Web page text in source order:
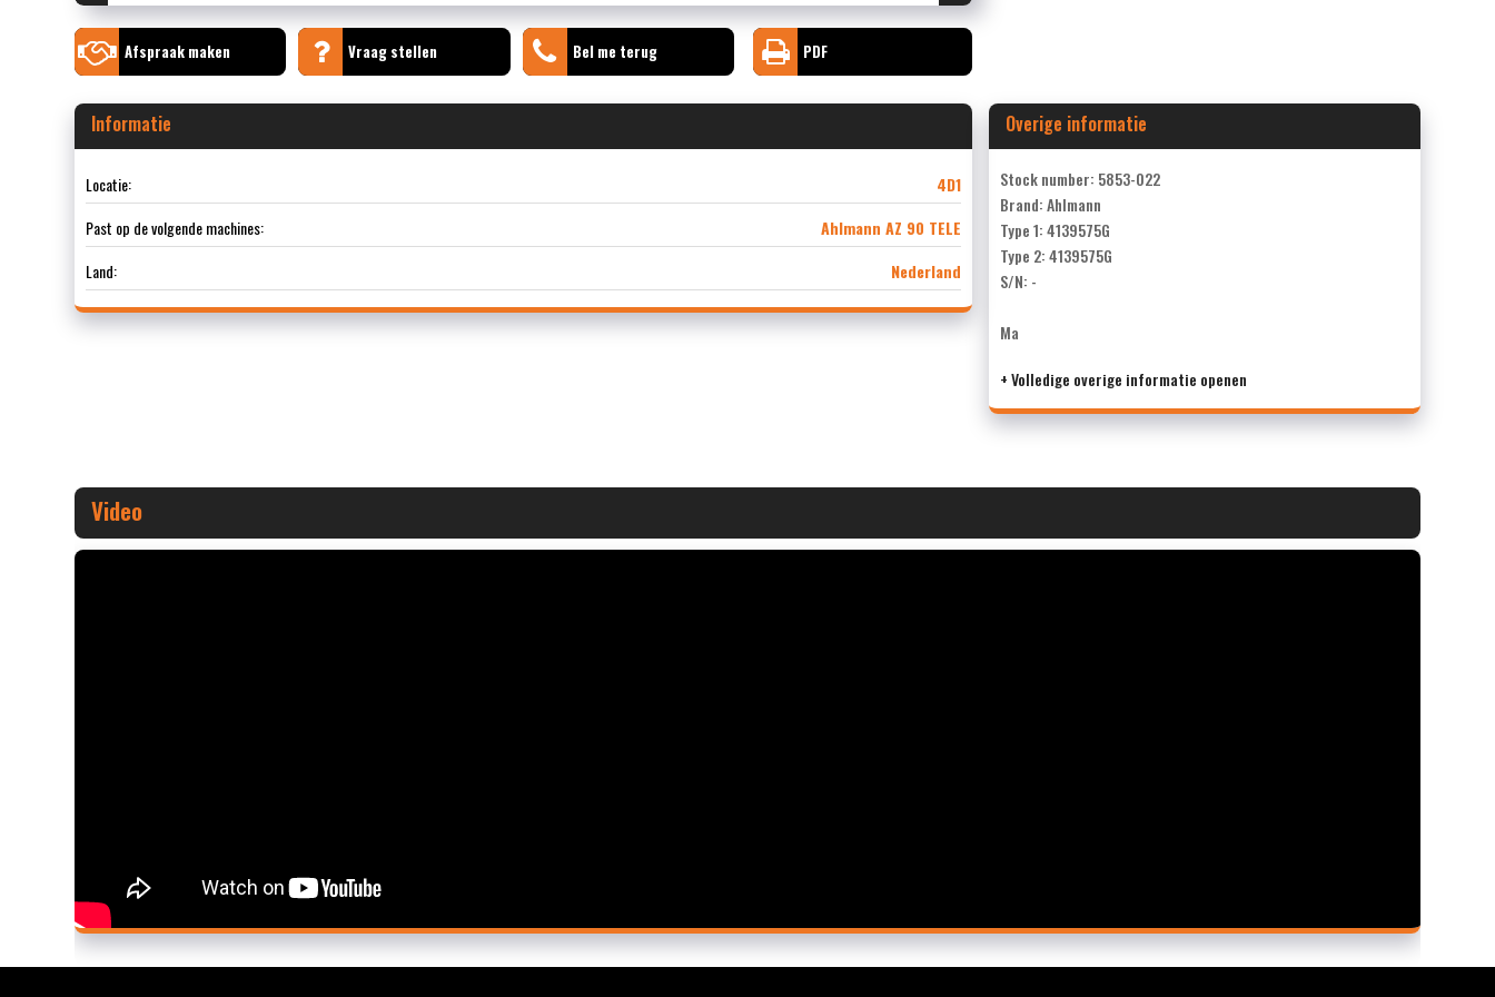
Afspraak maken Vraag stellen Bel me terug PDF
Informatie
Locatie:
4D1
Past op de volgende machines:
Ahlmann AZ 90 TELE
Land:
Nederland
Overige informatie
Stock number: 5853-022
Brand: Ahlmann
Type 1: 4139575G
Type 2: 4139575G
S/N: -
Ma
+ Volledige overige informatie openen
Video